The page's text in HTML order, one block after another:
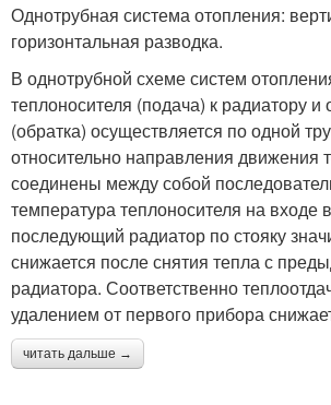
Однотрубная система отопления:
горизонтальная разводка.
В однотрубной схеме систем
теплоносителя (подача) к радиатору
(обратка) осуществляется по одной
относительно направления движения
соединены между собой
температура теплоносителя на входе
последующий радиатор по стояку
снижается после снятия тепла с
радиатора. Соответственно
удалением от первого прибора
читать дальше →